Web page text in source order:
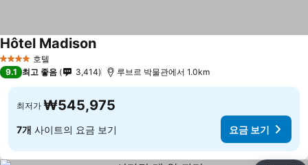
4 성급 호텔
Hôtel Madison
9.1 최고 좋음 3,414 루브르 박물관에서 1.0km
최저가 ₩545,975
7개 사이트의 요금 보기 요금 보기